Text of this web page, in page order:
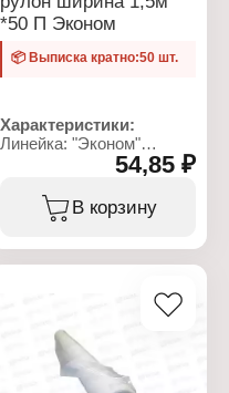
*50 П Эконом
📦 Выписка кратно:50 шт.
Характеристики:
Линейка: "Эконом"
Тип товара: Пленка
Толщина: 200 мкм
Размер: 50х1,5 м
54,85 ₽
В корзину